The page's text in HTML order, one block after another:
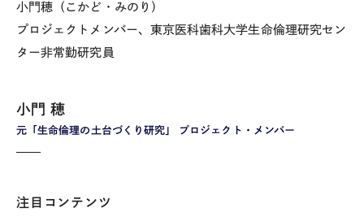
小門穂（こかど・みのり）
プロジェクトメンバー、東京医科歯科大学生命倫理研究セン
ター非常勤研究員
元「生命倫理の土台づくり研究」 プロジェクト・メンバー
小門 穂
注目コンテンツ